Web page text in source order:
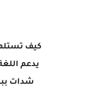
يدعم
شدات